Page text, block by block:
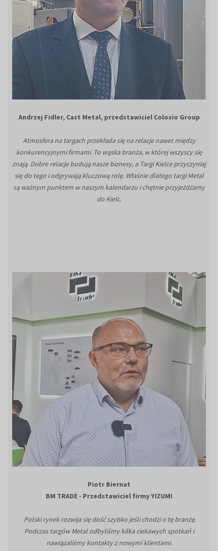
Andrzej Fidler, Cast Metal, przedstawiciel Colosio Group
Atmosfera na targach przekłada się na relacje nawet między
konkurencyjnymi firmami. To wąska branża, w której wszyscy się
znają. Dobre relacje budują nasze biznesy, a Targi Kielce przyczyniaj
się do tego i odgrywają kluczową rolę. Właśnie dlatego targi Metal
są ważnym punktem w naszym kalendarzu i chętnie przyjeżdżamy
do Kielc.
Piotr Biernat
BM TRADE - Przedstawiciel firmy YIZUMI
Polski rynek rozwija się dość szybko jeśli chodzi o tę branżę.
Podczas targów Metal odbyliśmy kilka ciekawych spotkań i
nawiązaliśmy kontakty z nowymi klientami.